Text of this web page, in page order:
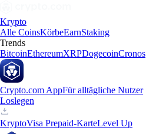
Krypto
Alle CoinsKörbeEarnStaking
Trends
BitcoinEthereumXRPDogecoinCronos
Crypto.com AppFür alltägliche Nutzer
Loslegen
KryptoVisa Prepaid-KarteLevel Up